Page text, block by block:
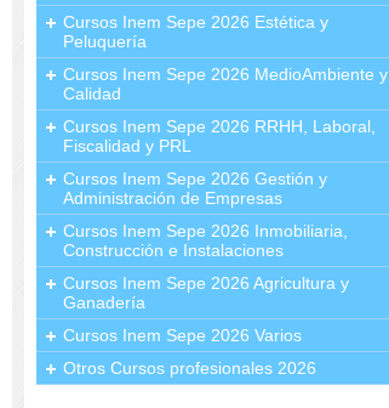
Cursos Inem Sepe 2026 Estética y
Peluquería
Cursos Inem Sepe 2026 MedioAmbiente y
Calidad
Cursos Inem Sepe 2026 RRHH, Laboral,
Fiscalidad y PRL
Cursos Inem Sepe 2026 Gestión y
Administración de Empresas
Cursos Inem Sepe 2026 Inmobiliaria,
Construcción e Instalaciones
Cursos Inem Sepe 2026 Agricultura y
Ganadería
Cursos Inem Sepe 2026 Varios
Otros Cursos profesionales 2026